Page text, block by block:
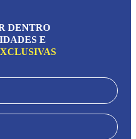
DENTRO
E